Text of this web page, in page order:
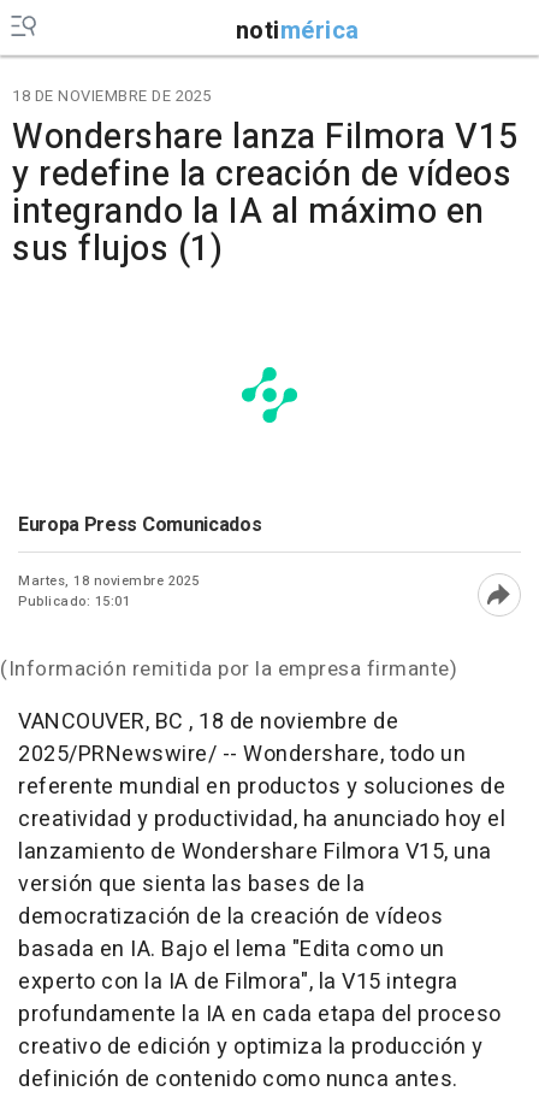
notimérica
18 DE NOVIEMBRE DE 2025
Wondershare lanza Filmora V15
y redefine la creación de vídeos
integrando la IA al máximo en
sus flujos (1)
Europa Press Comunicados
Martes, 18 noviembre 2025
Publicado: 15:01
(Información remitida por la empresa firmante)
VANCOUVER, BC , 18 de noviembre de
2025/PRNewswire/ -- Wondershare, todo un
referente mundial en productos y soluciones de
creatividad y productividad, ha anunciado hoy el
lanzamiento de Wondershare Filmora V15, una
versión que sienta las bases de la
democratización de la creación de vídeos
basada en IA. Bajo el lema "Edita como un
experto con la IA de Filmora", la V15 integra
profundamente la IA en cada etapa del proceso
creativo de edición y optimiza la producción y
definición de contenido como nunca antes.